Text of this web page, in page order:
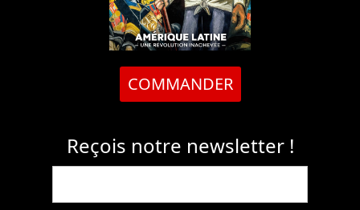
COMMANDER
Reçois notre newsletter !